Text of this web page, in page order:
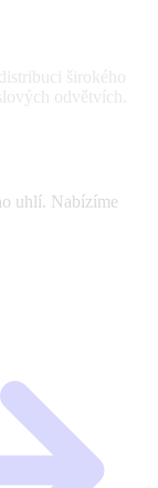
širokého
odvětvích.
uhlí. Nabízíme